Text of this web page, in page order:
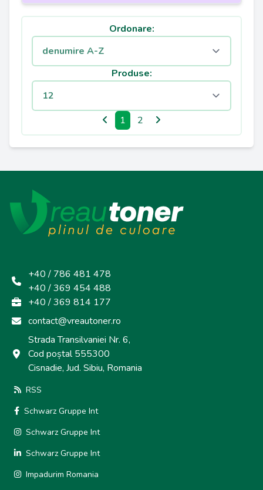
Ordonare:
Produse:
1 2
+40 / 786 481 478
+40 / 369 454 488
+40 / 369 814 177
contact@vreautoner.ro
Strada Transilvaniei Nr. 6,
Cod poștal 555300
Cisnadie, Jud. Sibiu, Romania
RSS
Schwarz Gruppe Int
Schwarz Gruppe Int
Schwarz Gruppe Int
Impadurim Romania